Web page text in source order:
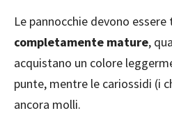
Le pannocchie devono
completamente mature,
acquistano un colore
punte, mentre le cariossidi (i
ancora molli.